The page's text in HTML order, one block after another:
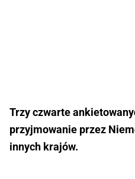
Trzy czwarte
przyjmowanie przez
innych